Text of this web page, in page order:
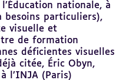
nationale, à
besoins particuliers),
visuelle et
de formation
déficientes visuelles
citée, Éric Obyn,
l’INJA (Paris)